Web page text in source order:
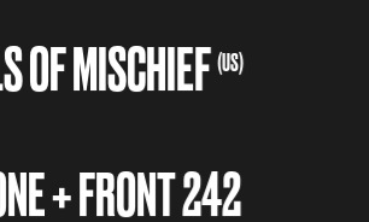
OF MISCHIEF (US)
+ FRONT 242